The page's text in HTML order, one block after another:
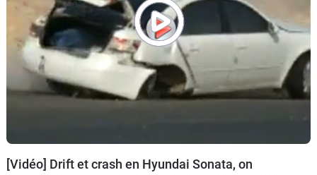
[Vidéo] Drift et crash en Hyundai Sonata, on